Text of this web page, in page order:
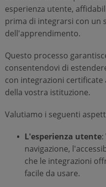
esperienza utente,
prima di integrarsi con un
dell'apprendimento.
Questo processo
consentendovi di
con integrazioni certificate
della vostra istituzione.
Valutiamo i seguenti
L'esperienza utente
navigazione,
che le integrazioni
facile da usare.